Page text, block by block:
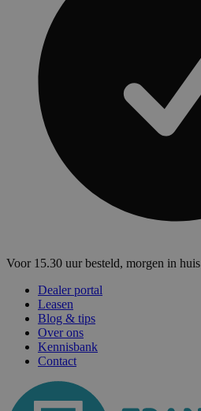
Voor 15.30 uur besteld, morgen in huis
Dealer portal
Leasen
Blog & tips
Over ons
Kennisbank
Contact